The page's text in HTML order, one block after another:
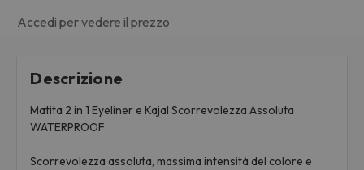
Accedi per vedere il prezzo
Descrizione
Matita 2 in 1 Eyeliner e Kajal Scorrevolezza Assoluta
WATERPROOF
Scorrevolezza assoluta, massima intensità del colore e